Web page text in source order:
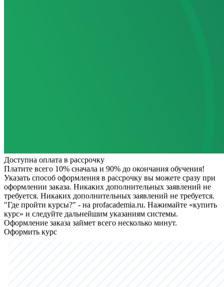
Доступна оплата в рассрочку
Платите всего 10% сначала и 90% до окончания обучения!
Указать способ оформления в рассрочку вы можете сразу при
оформлении заказа. Никаких дополнительных заявлений не
требуется. Никаких дополнительных заявлений не требуется.
"Где пройти курсы?" - на profacademia.ru. Нажимайте «купить
курс» и следуйте дальнейшим указаниям системы.
Оформление заказа займет всего несколько минут.
Оформить курс